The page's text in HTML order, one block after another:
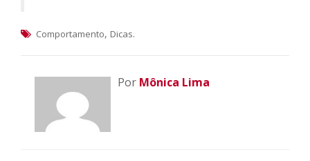
Comportamento, Dicas.
Por Mônica Lima